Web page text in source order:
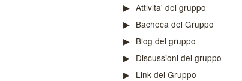
Attivita' del gruppo
Bacheca del Gruppo
Blog del gruppo
Discussioni del gruppo
Link del Gruppo